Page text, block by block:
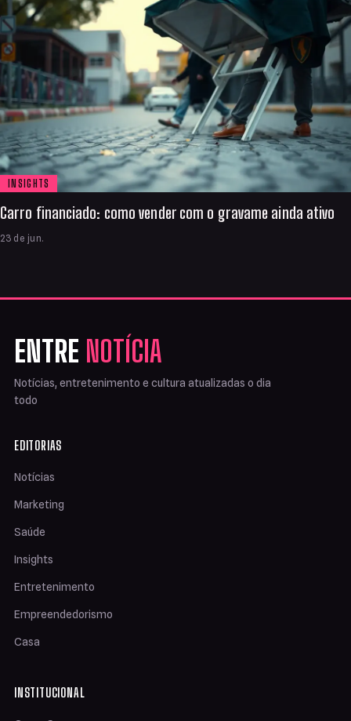
INSIGHTS
Carro financiado: como vender com o gravame ainda ativo
23 de jun.
ENTRE NOTÍCIA
Notícias, entretenimento e cultura atualizadas o dia
todo
EDITORIAS
Notícias
Marketing
Saúde
Insights
Entretenimento
Empreendedorismo
Casa
INSTITUCIONAL